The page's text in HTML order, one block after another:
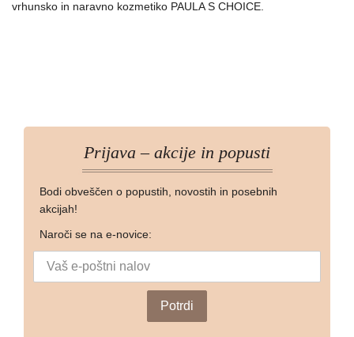
vrhunsko in naravno kozmetiko PAULA S CHOICE.
Prijava – akcije in popusti
Bodi obveščen o popustih, novostih in posebnih
akcijah!
Naroči se na e-novice: